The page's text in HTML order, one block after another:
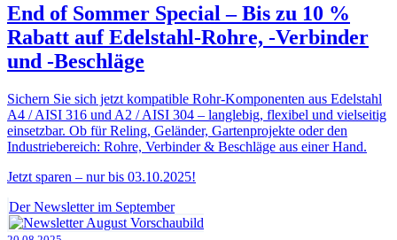
End of Sommer Special – Bis zu 10 %
Rabatt auf Edelstahl-Rohre, -Verbinder
und -Beschläge
Sichern Sie sich jetzt kompatible Rohr-Komponenten aus Edelstahl
A4 / AISI 316 und A2 / AISI 304 – langlebig, flexibel und vielseitig
einsetzbar. Ob für Reling, Geländer, Gartenprojekte oder den
Industriebereich: Rohre, Verbinder & Beschläge aus einer Hand.
Jetzt sparen – nur bis 03.10.2025!
Der Newsletter im September